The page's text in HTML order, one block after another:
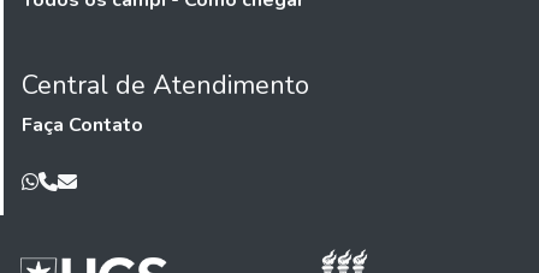
Central de Atendimento
Faça Contato